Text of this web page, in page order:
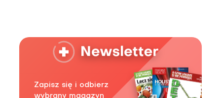
Zapisz się i odbierz
wybrany magazyn